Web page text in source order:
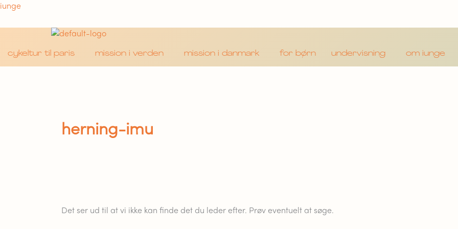
Gå
iunge
cykeltur til paris mission i verden mission i danmark for børn undervisning om iunge
herning-imu
Det ser ud til at vi ikke kan finde det du leder efter. Prøv eventuelt at søge.